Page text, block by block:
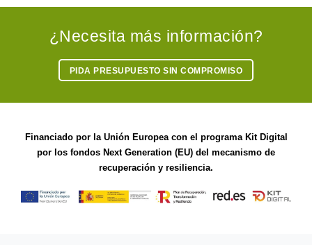
¿Necesita más información?
PIDA PRESUPUESTO SIN COMPROMISO
Financiado por la Unión Europea con el programa Kit Digital
por los fondos Next Generation (EU) del mecanismo de
recuperación y resiliencia.